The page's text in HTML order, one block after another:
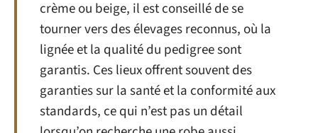
crème ou beige, il est conseillé de se
tourner vers des élevages reconnus, où la
lignée et la qualité du pedigree sont
garantis. Ces lieux offrent souvent des
garanties sur la santé et la conformité aux
standards, ce qui n’est pas un détail